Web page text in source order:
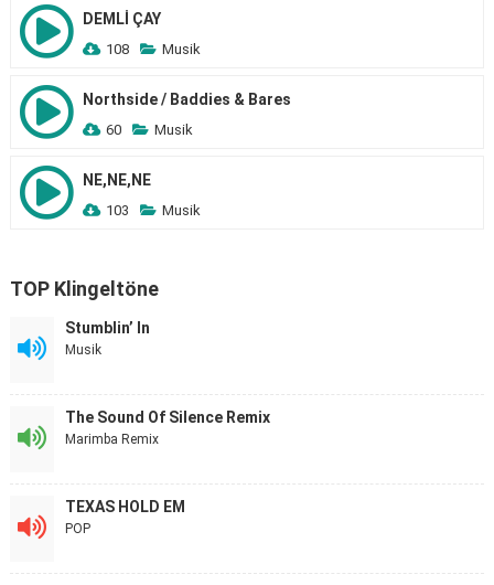
DEMLİ ÇAY
108 Musik
Northside / Baddies & Bares
60 Musik
NE,NE,NE
103 Musik
TOP Klingeltöne
Stumblin’ In
Musik
The Sound Of Silence Remix
Marimba Remix
TEXAS HOLD EM
POP